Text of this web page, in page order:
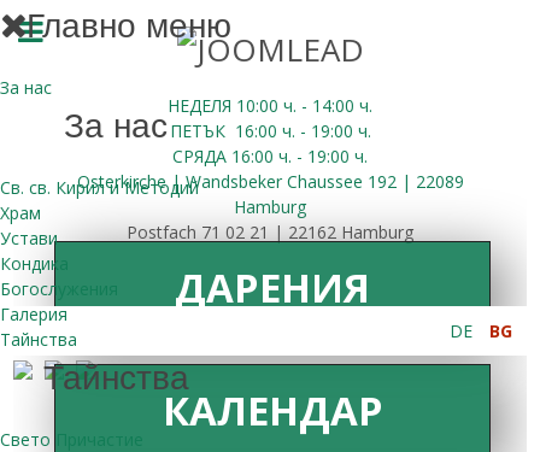
НЕДЕЛЯ 10:00 ч. - 14:00 ч.
ПЕТЪК 16:00 ч. - 19:00 ч.
СРЯДА 16:00 ч. - 19:00 ч.
Osterkirche | Wandsbeker Chaussee 192 | 22089
Hamburg
Postfach 71 02 21 | 22162 Hamburg
Главно меню
За нас
За нас
Св. св. Кирил и Методий
Храм
Устави
Кондика
Богослужения
Галерия
Тайнства
Тайнства
Свето Причастие
DE BG
ДАРЕНИЯ
КАЛЕНДАР